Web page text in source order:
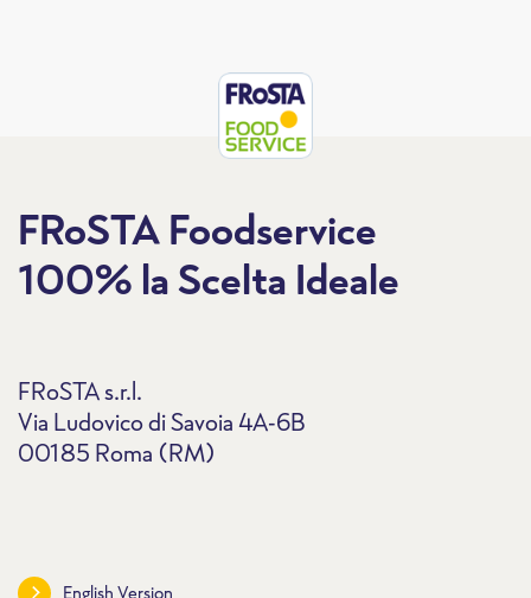
FRoSTA Foodservice
100% la Scelta Ideale
FRoSTA s.r.l.
Via Ludovico di Savoia 4A-6B
00185 Roma (RM)
English Version